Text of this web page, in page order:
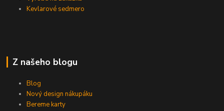
Kevlarové sedmero
Z našeho blogu
Blog
Nový design nákupáku
Bereme karty